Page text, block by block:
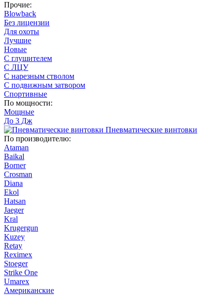
Прочие:
Blowback
Без лицензии
Для охоты
Лучшие
Новые
С глушителем
С ЛЦУ
С нарезным стволом
С подвижным затвором
Спортивные
По мощности:
Мощные
До 3 Дж
Пневматические винтовки
По производителю:
Ataman
Baikal
Borner
Crosman
Diana
Ekol
Hatsan
Jaeger
Kral
Krugergun
Kuzey
Retay
Reximex
Stoeger
Strike One
Umarex
Американские